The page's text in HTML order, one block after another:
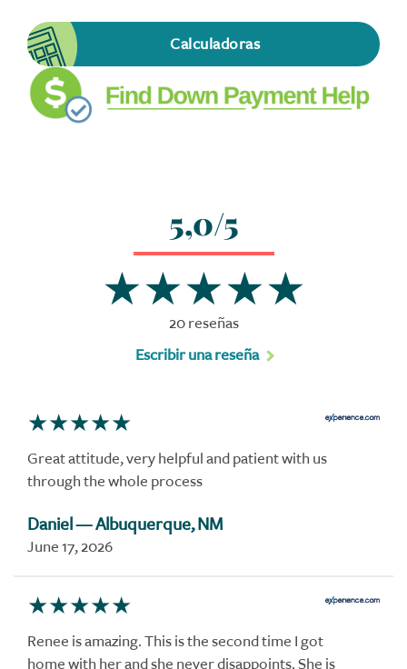
Calculadoras
5,0/5
20 reseñas
Escribir una reseña
Great attitude, very helpful and patient with us
through the whole process
Daniel— Albuquerque, NM
June 17, 2026
Renee is amazing. This is the second time I got
home with her and she never disappoints. She is